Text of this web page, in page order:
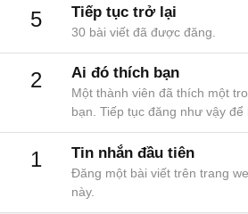
5 Tiếp tục trở lại
30 bài viết đã được đăng.
2 Ai đó thích bạn
Một thành viên đã thích một
bạn. Tiếp tục đăng như vậy để
1 Tin nhắn đầu tiên
Đăng một bài viết trên trang
này.